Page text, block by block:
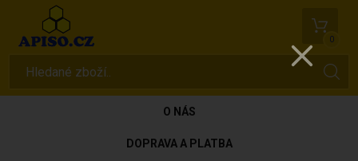
0
O NÁS
DOPRAVA A PLATBA